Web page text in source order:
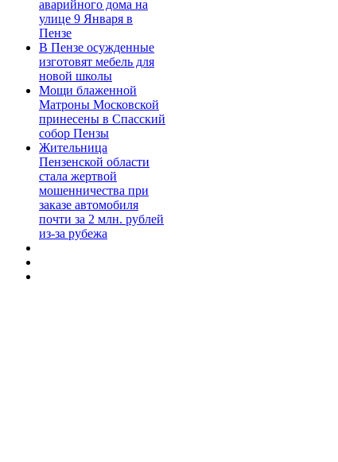
аварийного дома на
улице 9 Января в
Пензе
В Пензе осужденные
изготовят мебель для
новой школы
Мощи блаженной
Матроны Московской
принесены в Спасский
собор Пензы
Жительница
Пензенской области
стала жертвой
мошенничества при
заказе автомобиля
почти за 2 млн. рублей
из-за рубежа